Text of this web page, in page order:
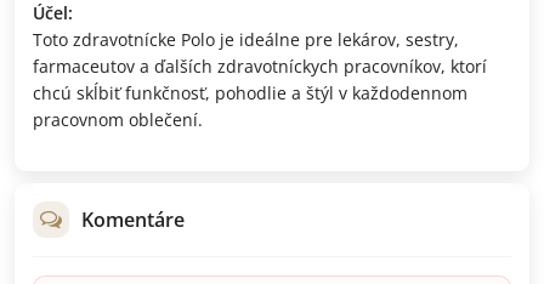
Účel:
Toto zdravotnícke Polo je ideálne pre lekárov, sestry,
farmaceutov a ďalších zdravotníckych pracovníkov, ktorí
chcú skĺbiť funkčnosť, pohodlie a štýl v každodennom
pracovnom oblečení.
Komentáre